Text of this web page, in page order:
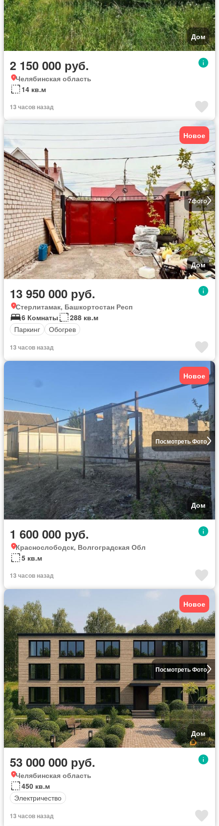
Дом
2 150 000 руб.
Челябинская область
14 кв.м
13 часов назад
7фото
Новое
Дом
13 950 000 руб.
Стерлитамак, Башкортостан Респ
6 Комнаты
288 кв.м
Паркинг
Обогрев
13 часов назад
Посмотреть Фото
Новое
Дом
1 600 000 руб.
Краснослободск, Волгоградская Обл
5 кв.м
13 часов назад
Посмотреть Фото
Новое
Дом
53 000 000 руб.
Челябинская область
450 кв.м
Электричество
13 часов назад